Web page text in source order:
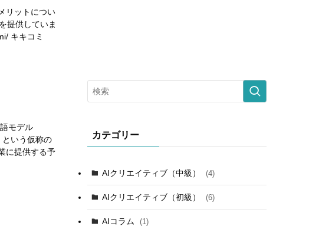
リットについ
提供していま
キキコミ
モデル
という仮称の
に提供する予
カテゴリー
AIクリエイティブ（中級） (4)
AIクリエイティブ（初級） (6)
AIコラム (1)